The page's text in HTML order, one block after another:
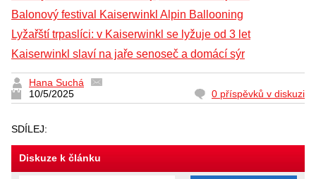
Balonový festival Kaiserwinkl Alpin Ballooning
Lyžařští trpaslíci: v Kaiserwinkl se lyžuje od 3 let
Kaiserwinkl slaví na jaře senoseč a domácí sýr
Hana Suchá
10/5/2025
0 příspěvků v diskuzi
SDÍLEJ:
Diskuze k článku